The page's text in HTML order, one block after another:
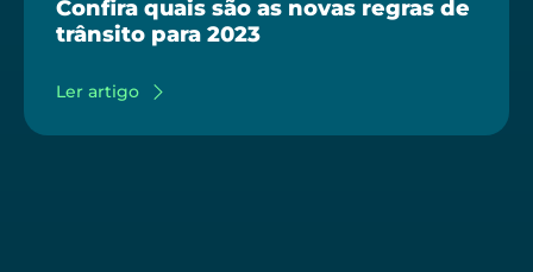
Confira quais são as novas regras de
trânsito para 2023
Ler artigo